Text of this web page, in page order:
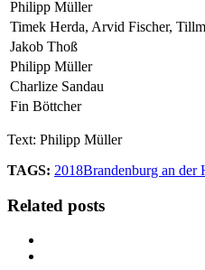
Philipp Müller
Timek Herda, Arvid Fischer,
Jakob Thoß
Philipp Müller
Charlize Sandau
Fin Böttcher
Text: Philipp Müller
TAGS: 2018Brandenburg an der
Related posts